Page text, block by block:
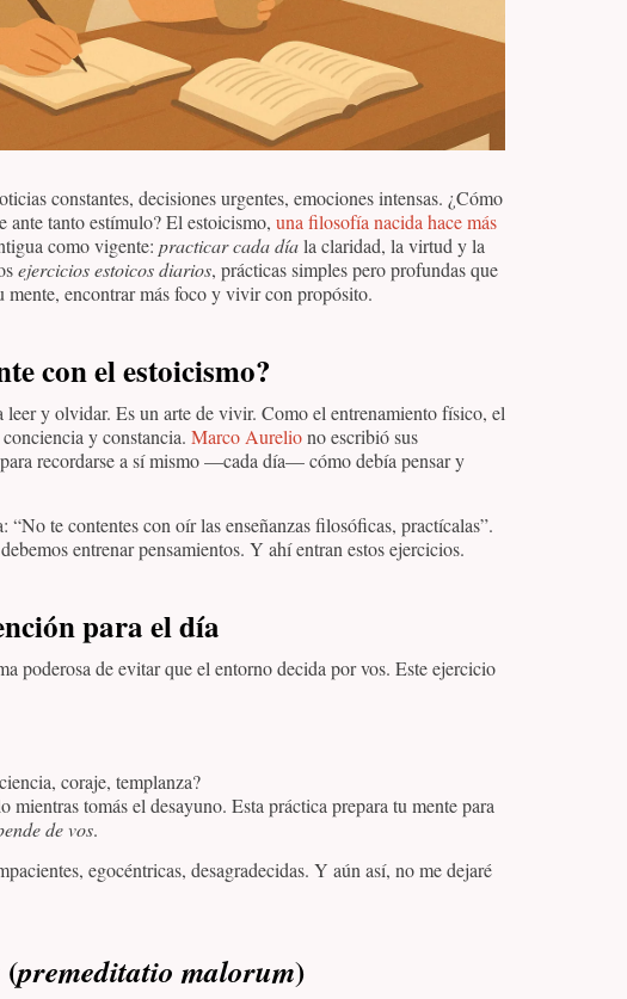
constantes, decisiones urgentes, emociones intensas. ¿Cómo
ante tanto estímulo? El estoicismo, una filosofía nacida hace más
como vigente: practicar cada díala claridad, la virtud y la
ejercicios estoicos diarios, prácticas simples pero profundas que
mente, encontrar más foco y vivir con propósito.
con el estoicismo?
leer y olvidar. Es un arte de vivir. Como el entrenamiento físico, el
y constancia. Marco Aureliono escribió sus
recordarse a sí mismo —cada día— cómo debía pensar y
“No te contentes con oír las enseñanzas filosóficas, practícalas”.
entrenar pensamientos. Y ahí entran estos ejercicios.
para el día
poderosa de evitar que el entorno decida por vos. Este ejercicio
coraje, templanza?
mientras tomás el desayuno. Esta práctica prepara tu mente para
de vos.
egocéntricas, desagradecidas. Y aún así, no me dejaré
(premeditatio malorum)